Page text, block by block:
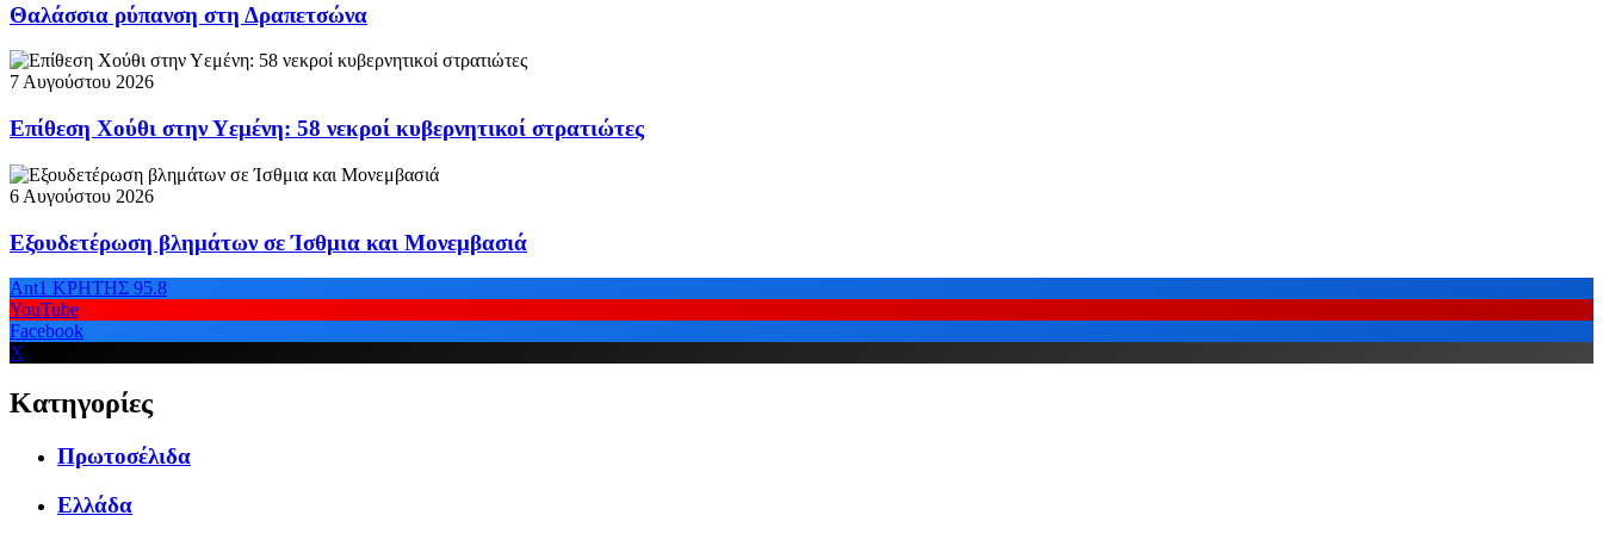
Θαλάσσια ρύπανση στη Δραπετσώνα
7 Αυγούστου 2026
Επίθεση Χούθι στην Υεμένη: 58 νεκροί κυβερνητικοί στρατιώτες
6 Αυγούστου 2026
Εξουδετέρωση βλημάτων σε Ίσθμια και Μονεμβασιά
Ant1 ΚΡΗΤΗΣ 95.8
YouTube
Facebook
X
Κατηγορίες
Πρωτοσέλιδα
Ελλάδα